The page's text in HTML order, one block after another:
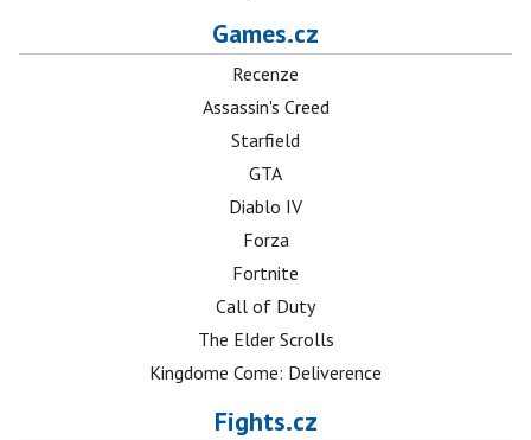
Games.cz
Recenze
Assassin's Creed
Starfield
GTA
Diablo IV
Forza
Fortnite
Call of Duty
The Elder Scrolls
Kingdome Come: Deliverence
Fights.cz